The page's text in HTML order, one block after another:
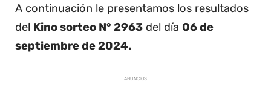
A continuación le presentamos los resultados
del Kino sorteo N° 2963 del día 06 de
septiembre de 2024.
ANUNCIOS